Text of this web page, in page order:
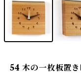
54 木の一枚板置